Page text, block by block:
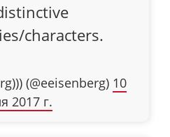
characters.
(@eeisenberg) 10
2017 г.